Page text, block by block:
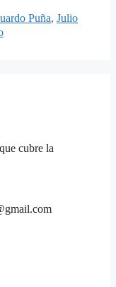
Puña, Julio
cubre la